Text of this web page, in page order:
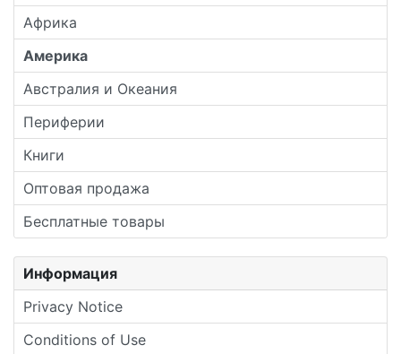
Африка
Америка
Австралия и Океания
Периферии
Книги
Оптовая продажа
Бесплатные товары
Информация
Privacy Notice
Conditions of Use